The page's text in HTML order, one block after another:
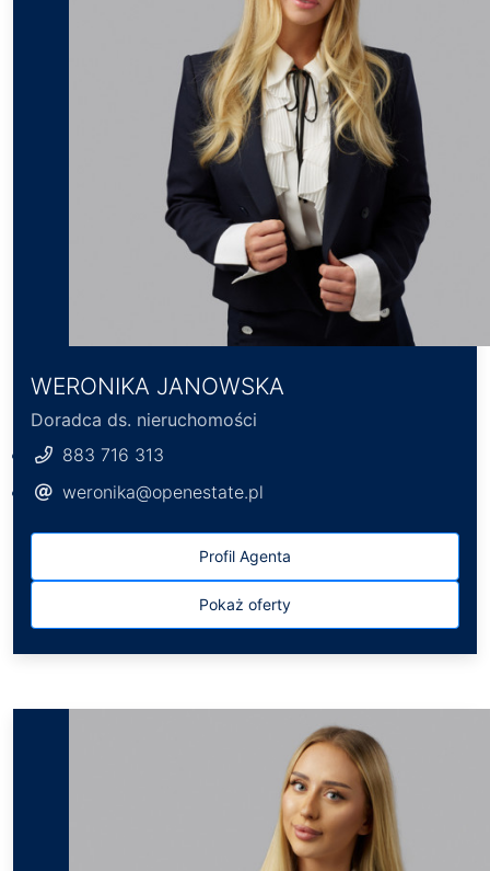
WERONIKA JANOWSKA
Doradca ds. nieruchomości
883 716 313
weronika@openestate.pl
Profil Agenta
Pokaż oferty